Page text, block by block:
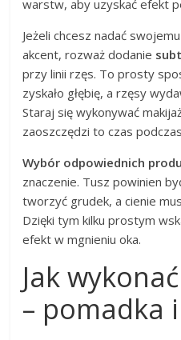
warstw, aby uzyskać efekt
Jeżeli chcesz nadać
akcent, rozważ dodanie
przy linii rzęs. To prosty
zyskało głębię, a rzęsy
Staraj się wykonywać
zaoszczędzi to czas
Wybór odpowiednich
znaczenie. Tusz powinien
tworzyć grudek, a cienie
Dzięki tym kilku prostym
efekt w mgnieniu oka.
Jak
– pomadka i